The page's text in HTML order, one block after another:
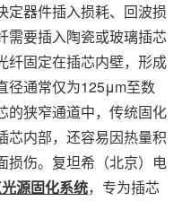
定器件插入损耗、回波损
需要插入陶瓷或玻璃插芯
纤固定在插芯内壁，形成
径通常仅为125μm至数
的狭窄通道中，传统固化
芯内部，还容易因热量积
损伤。复坦希（北京）电
源固化系统，专为插芯